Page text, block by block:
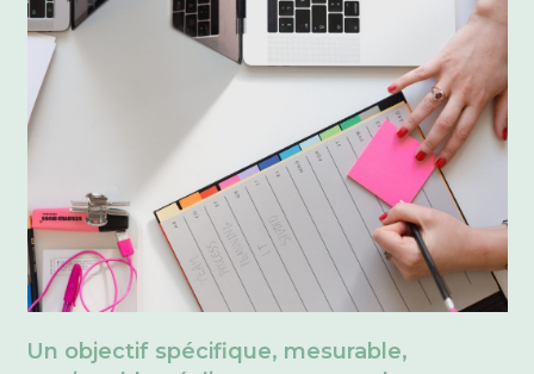
Un objectif spécifique, mesurable,